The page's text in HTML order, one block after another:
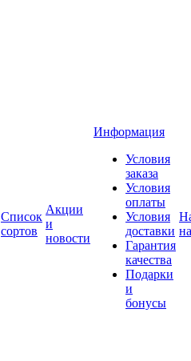
Список
сортов
Акции
и
новости
Информация
Условия
заказа
Условия
оплаты
Условия
доставки
Гарантия
качества
Подарки
и
бонусы